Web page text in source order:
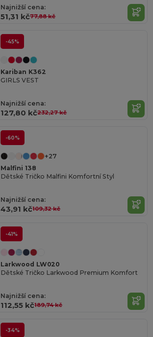
Najnižší cena:
51,31 kč77,88 kč
-45%
Kariban K362
GIRLS VEST
Najnižší cena:
127,80 kč232,27 kč
-60%
+27
Malfini 138
Dětské Tričko Malfini Komfortní Styl
Najnižší cena:
43,91 kč109,32 kč
-41%
Larkwood LW020
Dětské Tričko Larkwood Premium Komfort
Najnižší cena:
112,55 kč189,74 kč
-34%